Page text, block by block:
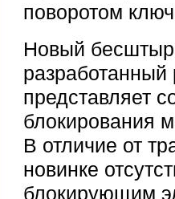
поворотом
Новый
представляет
блокирования
В отличие от
новинке
блокирующим